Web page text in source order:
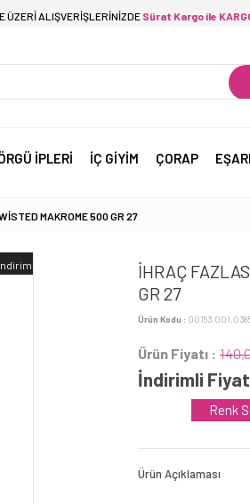
ÜZERİ ALIŞVERİŞLERİNİZDE Sürat Kargo ile
İPLERİ İÇ GİYİM ÇORAP
MAKROME 500 GR 27
İHRAÇ
GR 27
Ürün Kodu :
Ürün Fiyatı :
İndirimli
Renk
Ürün Açıklaması